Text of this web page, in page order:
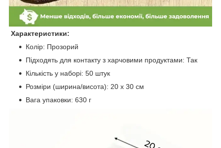
Характеристики:
Колір: Прозорий
Підходять для контакту з харчовими продуктами: Так
Кількість у наборі: 50 штук
Розміри (ширина/висота): 20 x 30 см
Вага упаковки: 630 г